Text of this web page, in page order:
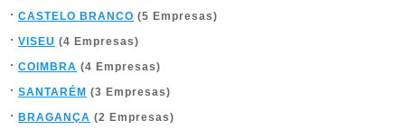
CASTELO BRANCO (5 Empresas)
VISEU (4 Empresas)
COIMBRA (4 Empresas)
SANTARÉM (3 Empresas)
BRAGANÇA (2 Empresas)